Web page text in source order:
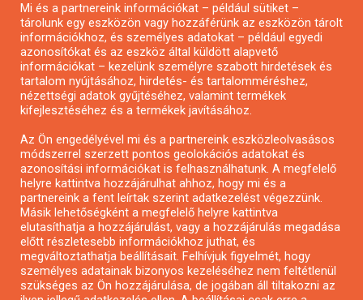
Pályázatírás civil szervezeteknek
Pályázatírás önkormányzatoknak
Pályázatfigyelés
Specifikus pályázatfigyelés vagy hírlevél
Pályázatok magánszemélyeknek
Pályázatok civil szervezeteknek
Pályázatok vállalkozásoknak
Önkormányzati pályázatok
Mezőgazdasági pályázatok
Falusi turizmus pályázatok
Mi és a partnereink információkat – például sütiket –
tárolunk egy eszközön vagy hozzáférünk az eszközön tárolt
információkhoz, és személyes adatokat – például egyedi
azonosítókat és az eszköz által küldött alapvető
információkat – kezelünk személyre szabott hirdetések és
tartalom nyújtásához, hirdetés- és tartalomméréshez,
nézettségi adatok gyűjtéséhez, valamint termékek
kifejlesztéséhez és a termékek javításához.
Az Ön engedélyével mi és a partnereink eszközleolvasásos
módszerrel szerzett pontos geolokációs adatokat és
azonosítási információkat is felhasználhatunk. A megfelelő
helyre kattintva hozzájárulhat ahhoz, hogy mi és a
partnereink a fent leírtak szerint adatkezelést végezzünk.
Másik lehetőségként a megfelelő helyre kattintva
elutasíthatja a hozzájárulást, vagy a hozzájárulás megadása
előtt részletesebb információkhoz juthat, és
megváltoztathatja beállításait. Felhívjuk figyelmét, hogy
személyes adatainak bizonyos kezeléséhez nem feltétlenül
szükséges az Ön hozzájárulása, de jogában áll tiltakozni az